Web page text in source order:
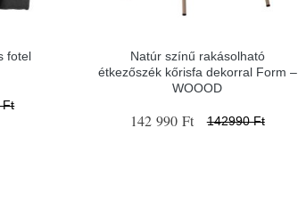
fotel
Ft
Natúr színű rakásolható
étkezőszék kőrisfa dekorral Form –
WOOOD
142 990 Ft 142990 Ft